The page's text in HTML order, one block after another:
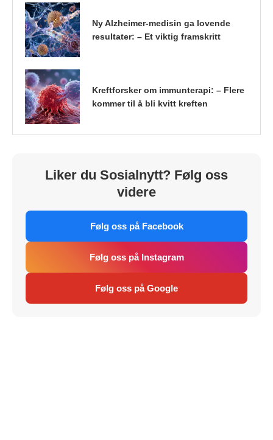
Ny Alzheimer-medisin ga lovende
resultater: – Et viktig framskritt
Kreftforsker om immunterapi: – Flere
kommer til å bli kvitt kreften
Liker du Sosialnytt? Følg oss
videre
Følg oss på Facebook
Følg oss på Instagram
Følg oss på Google